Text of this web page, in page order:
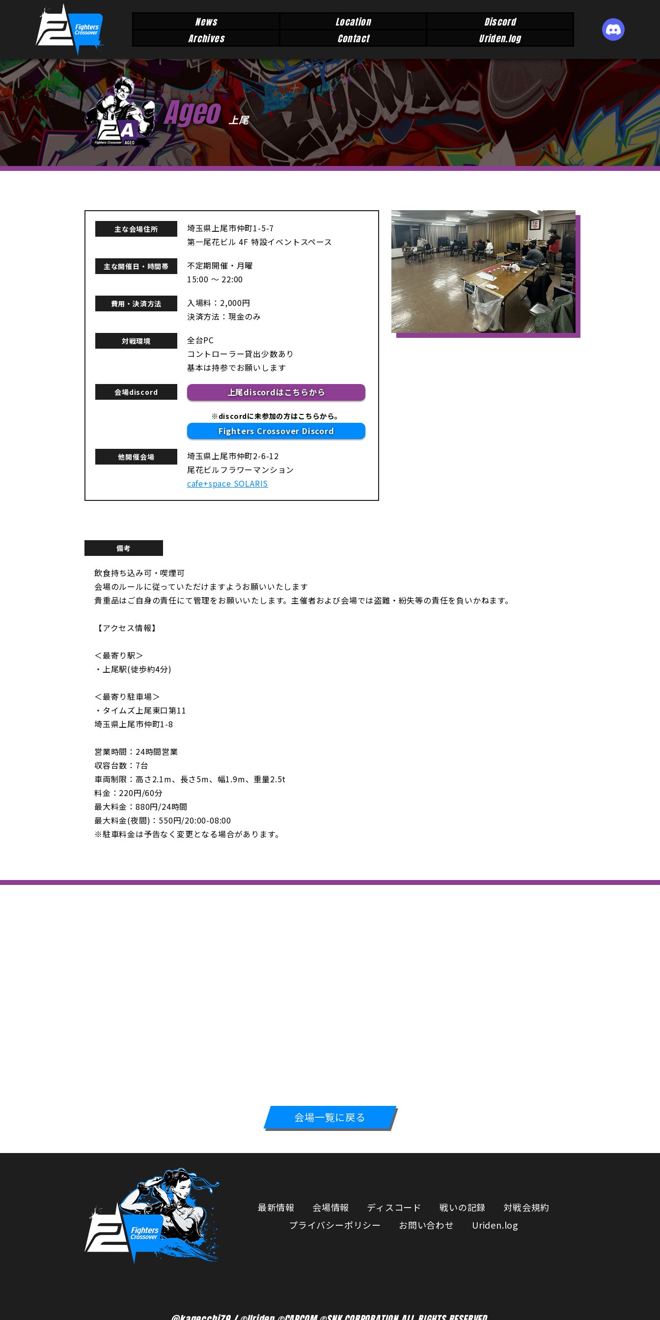
News Location
Discord
Archives
Contact Uriden.log
Ageo 上尾
主な会場住所
埼玉県上尾市仲町1-5-7
第一尾花ビル 4F 特設イベントスペース
主な開催日・時間帯
不定期開催・月曜
15:00 ～ 22:00
費用・決済方法
入場料：2,000円
決済方法：現金のみ
対戦環境
全台PC
コントローラー貸出少数あり
基本は持参でお願いします
会場discord 上尾discordはこちらから
※discordに未参加の方はこちらから。
Fighters Crossover Discord
他開催会場
埼玉県上尾市仲町2-6-12
尾花ビルフラワーマンション
cafe+space SOLARIS
備考
飲食持ち込み可・喫煙可
会場のルールに従っていただけますようお願いいたします
貴重品はご自身の責任にて管理をお願いいたします。主催者および会場では盗難・紛失等の責任を負いかねます。
【アクセス情報】
＜最寄り駅＞
・上尾駅(徒歩約4分)
＜最寄り駐車場＞
・タイムズ上尾東口第11
埼玉県上尾市仲町1-8
営業時間：24時間営業
収容台数：7台
車両制限：高さ2.1m、長さ5m、幅1.9m、重量2.5t
料金：220円/60分
最大料金：880円/24時間
最大料金(夜間)：550円/20:00-08:00
※駐車料金は予告なく変更となる場合があります。
会場一覧に戻る
最新情報 会場情報 ディスコード 戦いの記録
対戦会規約
プライバシーポリシー
お問い合わせ Uriden.log